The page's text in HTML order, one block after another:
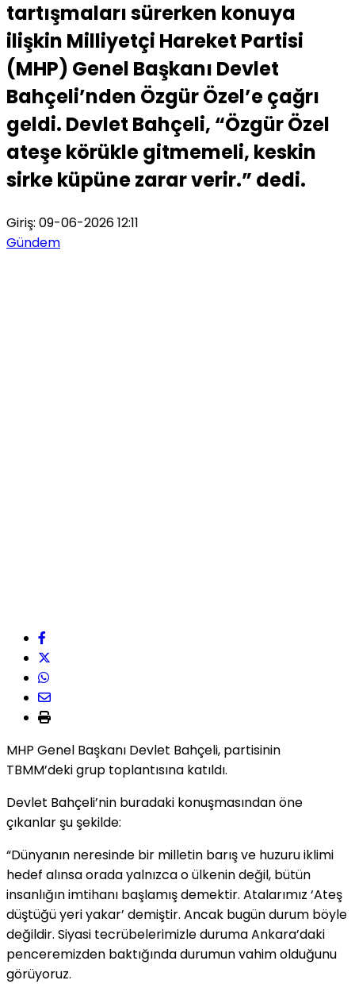
tartışmaları sürerken konuya
ilişkin Milliyetçi Hareket Partisi
(MHP) Genel Başkanı Devlet
Bahçeli’nden Özgür Özel’e çağrı
geldi. Devlet Bahçeli, “Özgür Özel
ateşe körükle gitmemeli, keskin
sirke küpüne zarar verir.” dedi.
Giriş: 09-06-2026 12:11
Gündem
MHP Genel Başkanı Devlet Bahçeli, partisinin
TBMM’deki grup toplantısına katıldı.
Devlet Bahçeli’nin buradaki konuşmasından öne
çıkanlar şu şekilde:
“Dünyanın neresinde bir milletin barış ve huzuru iklimi
hedef alınsa orada yalnızca o ülkenin değil, bütün
insanlığın imtihanı başlamış demektir. Atalarımız ‘Ateş
düştüğü yeri yakar’ demiştir. Ancak bugün durum böyle
değildir. Siyasi tecrübelerimizle duruma Ankara’daki
penceremizden baktığında durumun vahim olduğunu
görüyoruz.